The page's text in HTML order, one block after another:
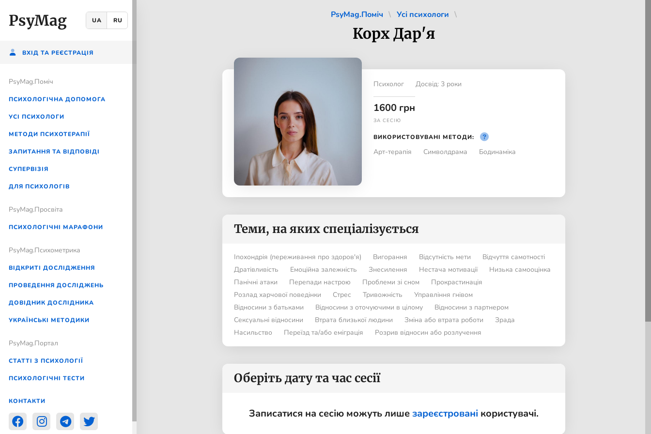
PsyMag UA RU
ВХІД ТА РЕЄСТРАЦІЯ
PsyMag.Помiч
ПСИХОЛОГІЧНА ДОПОМОГА
УСІ ПСИХОЛОГИ
МЕТОДИ ПСИХОТЕРАПІЇ
ЗАПИТАННЯ ТА ВІДПОВІДІ
CУПЕРВІЗІЯ
ДЛЯ ПСИХОЛОГІВ
PsyMag.Просвіта
ПСИХОЛОГІЧНІ МАРАФОНИ
PsyMag.Психометрика
ВІДКРИТІ ДОСЛІДЖЕННЯ
ПРОВЕДЕННЯ ДОСЛІДЖЕНЬ
ДОВІДНИК ДОСЛІДНИКА
УКРАЇНСЬКІ МЕТОДИКИ
PsyMag.Портал
СТАТТІ З ПСИХОЛОГІЇ
ПСИХОЛОГІЧНІ ТЕСТИ
КОНТАКТИ
PsyMag.Поміч Усі психологи
Корх Дар'я
Психолог Досвід: 3 роки
1600 грн
ЗА СЕСІЮ
ВИКОРИСТОВУВАНІ МЕТОДИ:
Арт-терапія Символдрама Бодинаміка
Теми, на яких спеціалізується
Іпохондрія (переживання про здоров'я) Вигорання Відсутність мети
Відчуття самотності
Дратівливість
Емоційна залежність Знесилення Нестача мотивації
Низька самооцінка
Панічні атаки
Перепади настрою Проблеми зі сном
Прокрастинація
Розлад харчової поведінки
Стрес Тривожність
Управління гнівом
Відносини з батьками
Відносини з оточуючими в цілому
Відносини з партнером
Сексуальні відносини
Втрата близької людини Зміна або втрата роботи
Зрада
Насильство
Переїзд та/або еміграція Розрив відносин або розлучення
Оберіть дату та час сесії
Записатися на сесію можуть лишезареєстровані користувачі.